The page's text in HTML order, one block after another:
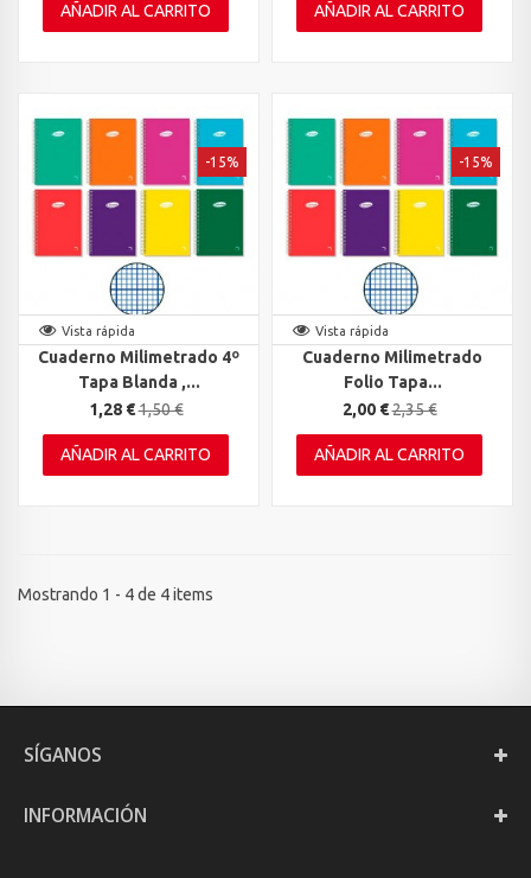
AÑADIR AL CARRITO AÑADIR AL CARRITO
Vista rápida
Cuaderno Milimetrado 4º
Tapa Blanda ,...
1,28 €1,50 €
-15%
AÑADIR AL CARRITO
Vista rápida
Cuaderno Milimetrado
Folio Tapa...
2,00 €2,35 €
-15%
AÑADIR AL CARRITO
Mostrando 1 - 4 de 4 items
SÍGANOS
INFORMACIÓN